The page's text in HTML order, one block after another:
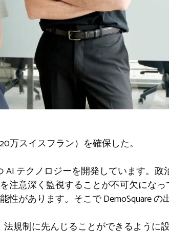
万スイスフラン）を確保した。
AI テクノロジーを開発しています。政
意深く監視することが不可欠になっ
があります。そこで DemoSquare の
規制に先んじることができるように